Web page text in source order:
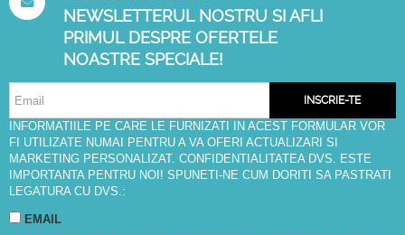
NEWSLETTERUL NOSTRU SI AFLI
PRIMUL DESPRE OFERTELE
NOASTRE SPECIALE!
INSCRIE-TE
INFORMATIILE PE CARE LE FURNIZATI IN ACEST FORMULAR VOR
FI UTILIZATE NUMAI PENTRU A VA OFERI ACTUALIZARI SI
MARKETING PERSONALIZAT. CONFIDENTIALITATEA DVS. ESTE
IMPORTANTA PENTRU NOI! SPUNETI-NE CUM DORITI SA PASTRATI
LEGATURA CU DVS.:
EMAIL